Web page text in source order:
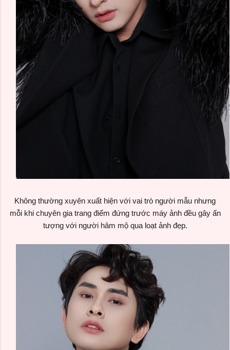
Không thường xuyên xuất hiện với vai trò người mẫu nhưng
mỗi khi chuyên gia trang điểm đứng trước máy ảnh đều gây ấn
tượng với người hâm mộ qua loạt ảnh đẹp.